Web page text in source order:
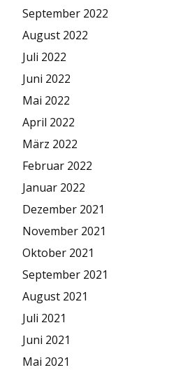
September 2022
August 2022
Juli 2022
Juni 2022
Mai 2022
April 2022
März 2022
Februar 2022
Januar 2022
Dezember 2021
November 2021
Oktober 2021
September 2021
August 2021
Juli 2021
Juni 2021
Mai 2021